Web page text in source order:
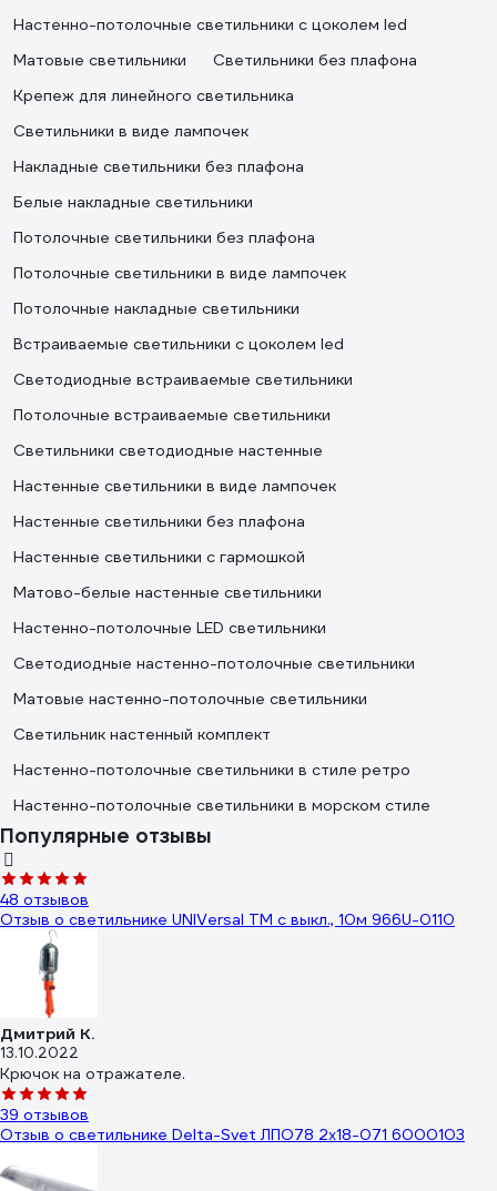
Настенно-потолочные светильники с цоколем led
Матовые светильники
Светильники без плафона
Крепеж для линейного светильника
Светильники в виде лампочек
Накладные светильники без плафона
Белые накладные светильники
Потолочные светильники без плафона
Потолочные светильники в виде лампочек
Потолочные накладные светильники
Встраиваемые светильники с цоколем led
Светодиодные встраиваемые светильники
Потолочные встраиваемые светильники
Светильники светодиодные настенные
Настенные светильники в виде лампочек
Настенные светильники без плафона
Настенные светильники с гармошкой
Матово-белые настенные светильники
Настенно-потолочные LED светильники
Светодиодные настенно-потолочные светильники
Матовые настенно-потолочные светильники
Светильник настенный комплект
Настенно-потолочные светильники в стиле ретро
Настенно-потолочные светильники в морском стиле
Популярные отзывы
48 отзывов
Отзыв о светильнике UNIVersal ТМ c выкл., 10м 966U-0110
Дмитрий К.
13.10.2022
Крючок на отражателе.
39 отзывов
Отзыв о светильнике Delta-Svet ЛПО78 2х18-071 6000103